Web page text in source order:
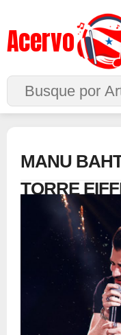
Acervo
Buscar no Site
MANU
TORRE